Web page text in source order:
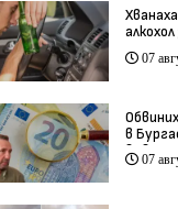
07
в
във ВиК
07